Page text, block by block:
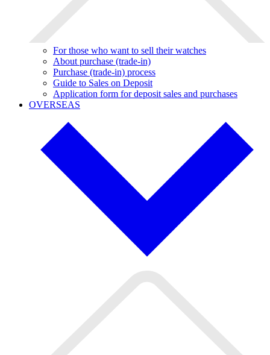
For those who want to sell their watches
About purchase (trade-in)
Purchase (trade-in) process
Guide to Sales on Deposit
Application form for deposit sales and purchases
OVERSEAS